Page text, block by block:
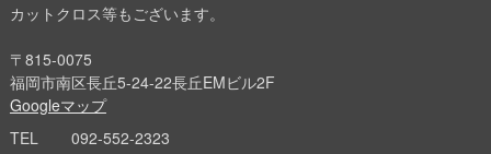
カットクロス等もございます。
〒815-0075
福岡市南区長丘5-24-22長丘EMビル2F
Googleマップ
TEL
092-552-2323